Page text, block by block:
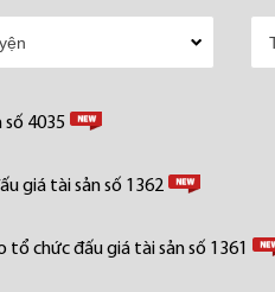
4035
giá tài sản số 1362
tổ chức đấu giá tài sản số 1361